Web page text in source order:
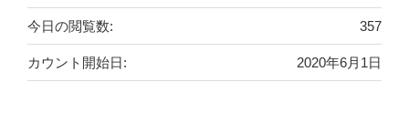
357
今日の閲覧数:
2020年6月1日
カウント開始日: